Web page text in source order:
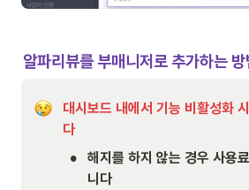
알파리뷰를 부매니저로 추가하는 방
대시보드 내에서 기능 비활성화
다
•
해지를 하지 않는 경우 사용
니다